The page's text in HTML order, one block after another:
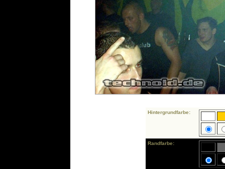
Hintergrundfarbe:
Randfarbe: